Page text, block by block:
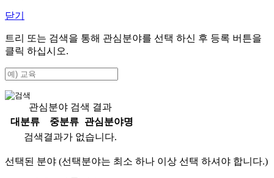
닫기
트리 또는 검색을 통해 관심분야를 선택 하신 후 등록 버튼을
클릭 하십시오.
관심분야 검색 결과
대분류
중분류
관심분야명
검색결과가 없습니다.
선택된 분야 (선택분야는 최소 하나 이상 선택 하셔야 합니다.)